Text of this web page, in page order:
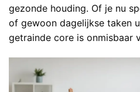
gezonde houding. Of je nu
of gewoon dagelijkse taken
getrainde core is onmisbaar